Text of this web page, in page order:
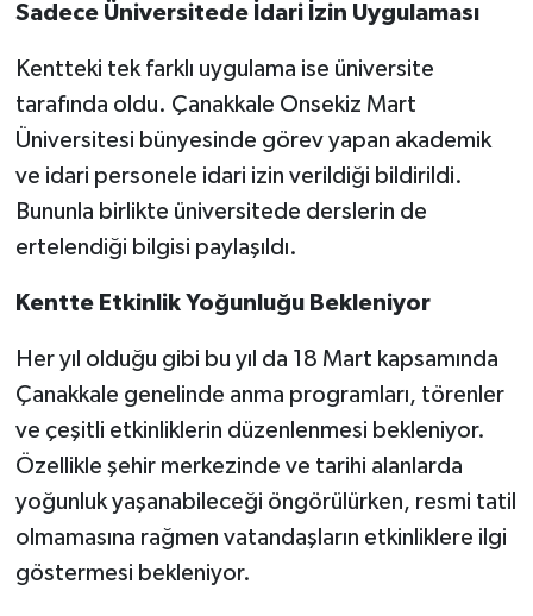
Sadece Üniversitede İdari İzin Uygulaması
Kentteki tek farklı uygulama ise üniversite
tarafında oldu. Çanakkale Onsekiz Mart
Üniversitesi bünyesinde görev yapan akademik
ve idari personele idari izin verildiği bildirildi.
Bununla birlikte üniversitede derslerin de
ertelendiği bilgisi paylaşıldı.
Kentte Etkinlik Yoğunluğu Bekleniyor
Her yıl olduğu gibi bu yıl da 18 Mart kapsamında
Çanakkale genelinde anma programları, törenler
ve çeşitli etkinliklerin düzenlenmesi bekleniyor.
Özellikle şehir merkezinde ve tarihi alanlarda
yoğunluk yaşanabileceği öngörülürken, resmi tatil
olmamasına rağmen vatandaşların etkinliklere ilgi
göstermesi bekleniyor.